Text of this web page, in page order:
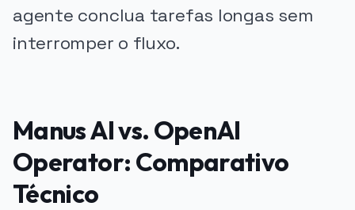
agente conclua tarefas longas sem
interromper o fluxo.
Manus AI vs. OpenAI
Operator: Comparativo
Técnico